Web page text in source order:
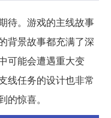
待。游戏的主线故事
背景故事都充满了深
可能会遭遇重大变
线任务的设计也非常
惊喜。